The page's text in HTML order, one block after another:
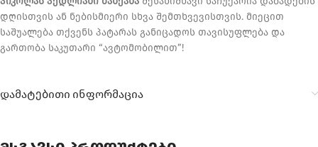
დღისთვის ან ნებისმიერი სხვა შემთხვევისთვის. მიეცით
საშუალება თქვენს პატარას განიცადოს თავისუფლება და
გართობა საკუთარი “ავტომობილით”!
დამატებითი ინფორმაცია